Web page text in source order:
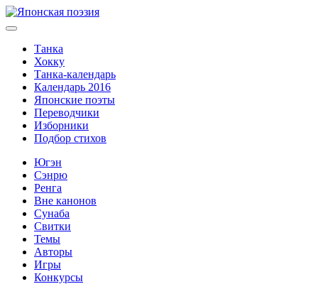
Танка
Хокку
Танка-календарь
Календарь 2016
Японские поэты
Переводчики
Изборники
Подбор стихов
Югэн
Сэнрю
Ренга
Вне канонов
Сунаба
Свитки
Темы
Авторы
Игры
Конкурсы